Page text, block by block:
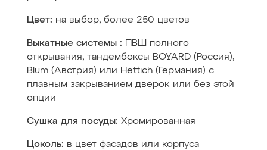
Цвет: на выбор, более 250 цветов
Выкатные системы :
ПВШ полного
открывания, тандембоксы BOYARD (Россия),
Blum (Австрия) или Hettich (Германия) с
плавным закрыванием дверок или без этой
опции
Сушка для посуды: Хромированная
Цоколь: в цвет фасадов или корпуса